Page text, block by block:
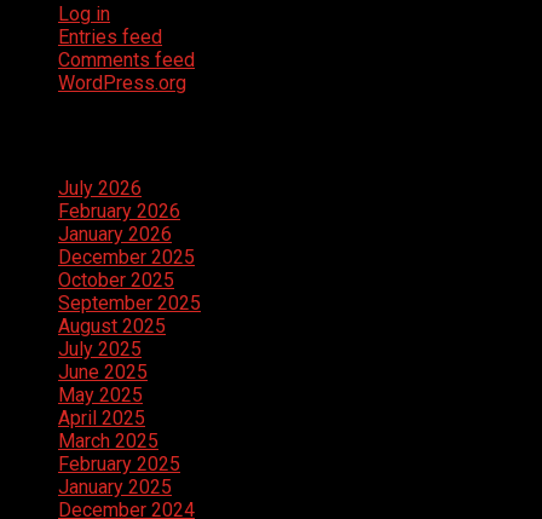
Log in
Entries feed
Comments feed
WordPress.org
July 2026
February 2026
January 2026
December 2025
October 2025
September 2025
August 2025
July 2025
June 2025
May 2025
April 2025
March 2025
February 2025
January 2025
December 2024